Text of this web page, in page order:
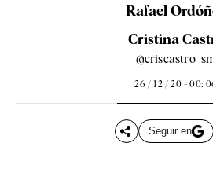
Rafael
Cristina
26 / 12 / 20 - 00:
Seguir en